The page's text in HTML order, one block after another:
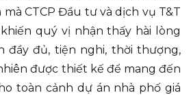
CTCP Đầu tư và dịch vụ T&T
quý vị nhận thấy hài lòng
đầy đủ, tiện nghi, thời thượng,
được thiết kế để mang đến
toàn cảnh dự án nhà phố giá